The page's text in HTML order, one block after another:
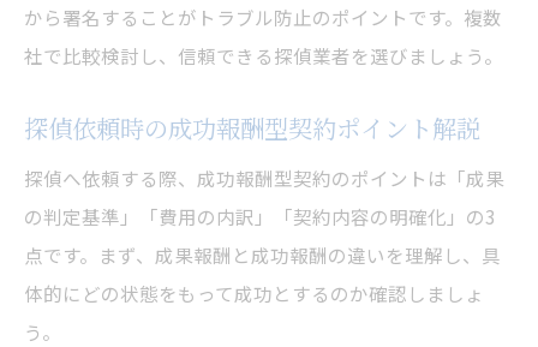
から署名することがトラブル防止のポイントです。複数
社で比較検討し、信頼できる探偵業者を選びましょう。
探偵依頼時の成功報酬型契約ポイント解説
探偵へ依頼する際、成功報酬型契約のポイントは「成果
の判定基準」「費用の内訳」「契約内容の明確化」の3
点です。まず、成果報酬と成功報酬の違いを理解し、具
体的にどの状態をもって成功とするのか確認しましょ
う。